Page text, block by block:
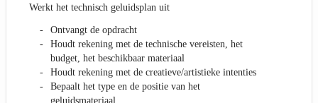
Werkt het technisch geluidsplan uit
Ontvangt de opdracht
Houdt rekening met de technische vereisten, het
budget, het beschikbaar materiaal
Houdt rekening met de creatieve/artistieke intenties
Bepaalt het type en de positie van het
geluidsmateriaal